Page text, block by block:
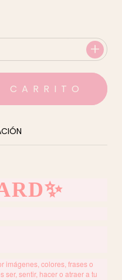
imágenes, colores, frases o
sentir, hacer o atraer a tu